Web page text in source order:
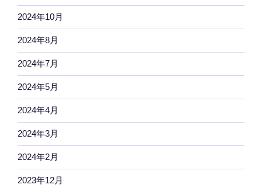
2024年10月
2024年8月
2024年7月
2024年5月
2024年4月
2024年3月
2024年2月
2023年12月